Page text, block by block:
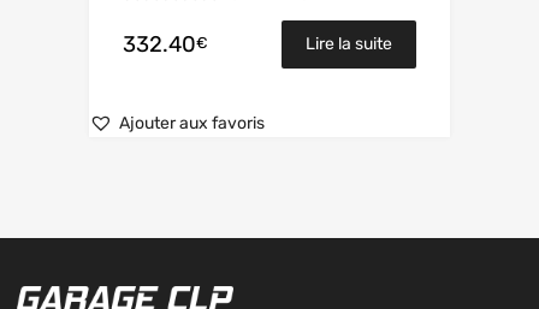
332.40€ Lire la suite
Ajouter aux favoris